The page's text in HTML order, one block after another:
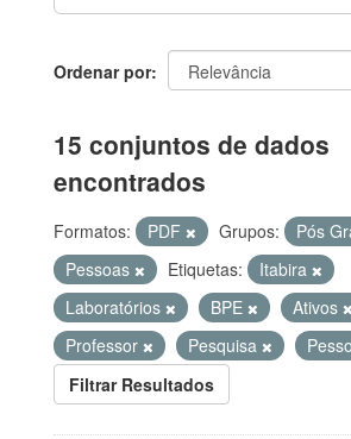
Ordenar por
15 conjuntos de dados
encontrados
Formatos: PDF Grupos:
Pós
Pessoas
Etiquetas:
Itabira
Laboratórios
BPE
Ativos
Professor
Pesquisa
Filtrar Resultados